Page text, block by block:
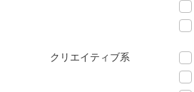
クリエイティブ系